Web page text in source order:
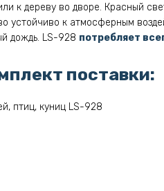
к дереву во дворе. Красный
устойчиво к атмосферным
дождь. LS-928 потребляет
поставки:
птиц, куниц LS-928